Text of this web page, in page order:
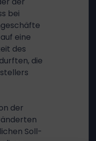
bei
eine
des
die
der
Soll-